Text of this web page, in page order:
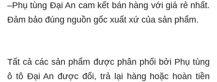
–Phụ tùng Đại An cam kết bán hàng với giá rẻ nhất.
Đảm bảo đúng nguồn gốc xuất xứ của sản phẩm.
Tất cả các sản phẩm được phân phối bởi Phụ tùng
ô tô Đại An được đổi, trả lại hàng hoặc hoàn tiền